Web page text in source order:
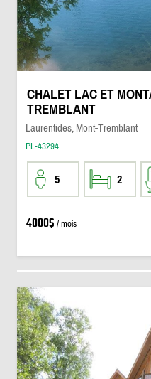
CHALET LAC ET
TREMBLANT
Laurentides, Mont-Tremblant
PL-43294
5 2
4000$ / mois